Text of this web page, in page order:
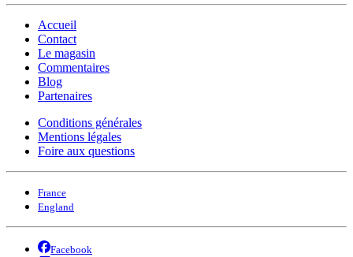
Accueil
Contact
Le magasin
Commentaires
Blog
Partenaires
Conditions générales
Mentions légales
Foire aux questions
France
England
Facebook